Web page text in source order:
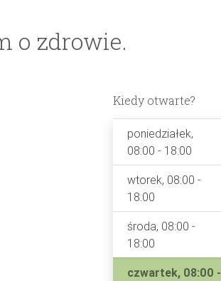
o zdrowie.
Kiedy otwarte?
poniedziałek,
08:00 - 18:00
wtorek, 08:00 -
18:00
środa, 08:00 -
18:00
czwartek, 08:00 -